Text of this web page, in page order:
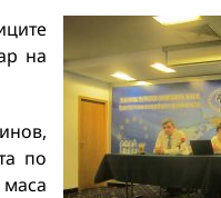
на
по